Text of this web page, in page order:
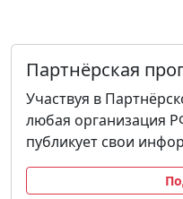
Партнёрская
Участвуя в
любая организация
публикует свои